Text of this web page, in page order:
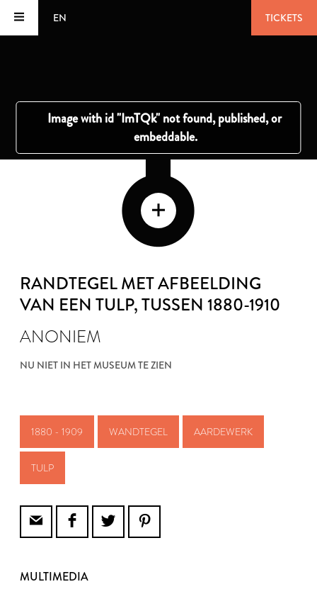
EN TICKETS
RANDTEGEL MET AFBEELDING
VAN EEN TULP, TUSSEN 1880-1910
ANONIEM
NU NIET IN HET MUSEUM TE ZIEN
1880 - 1909 WANDTEGEL AARDEWERK
TULP
MULTIMEDIA